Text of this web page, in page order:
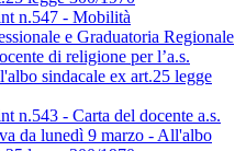
n.547 - Mobilità
e Graduatoria Regionale
di religione per l’a.s.
sindacale ex art.25 legge
n.543 - Carta del docente a.s.
da lunedì 9 marzo - All'albo